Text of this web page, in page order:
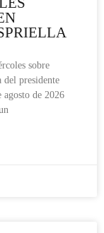
sobre
del presidente
de 2026